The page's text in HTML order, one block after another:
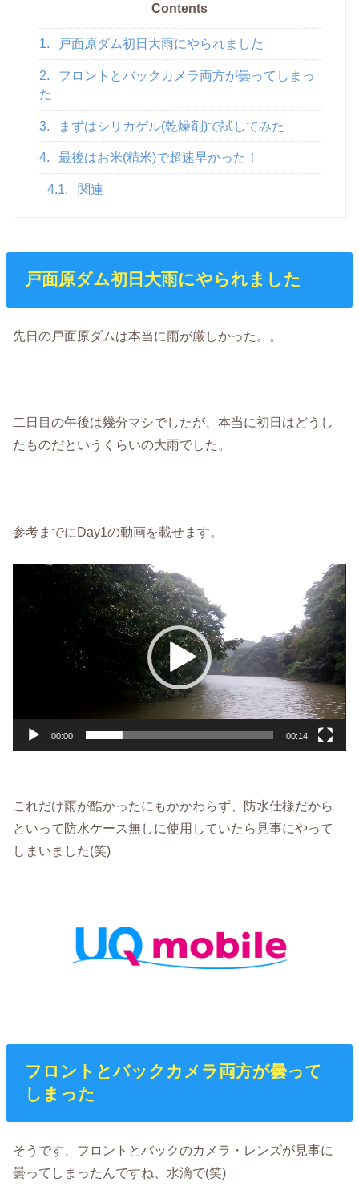
Contents
1. 戸面原ダム初日大雨にやられました
2.
フロントとバックカメラ両方が曇ってしまっ
た
3. まずはシリカゲル(乾燥剤)で試してみた
4. 最後はお米(精米)で超速早かった！
4.1. 関連
戸面原ダム初日大雨にやられました
先日の戸面原ダムは本当に雨が厳しかった。。
二日目の午後は幾分マシでしたが、本当に初日はどうし
たものだというくらいの大雨でした。
参考までにDay1の動画を載せます。
00:00 00:14
これだけ雨が酷かったにもかかわらず、防水仕様だから
といって防水ケース無しに使用していたら見事にやって
しまいました(笑)
フロントとバックカメラ両方が曇って
しまった
そうです、フロントとバックのカメラ・レンズが見事に
曇ってしまったんですね、水滴で(笑)